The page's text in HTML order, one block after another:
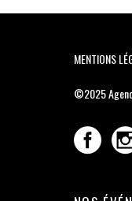
MENTIONS
©2025